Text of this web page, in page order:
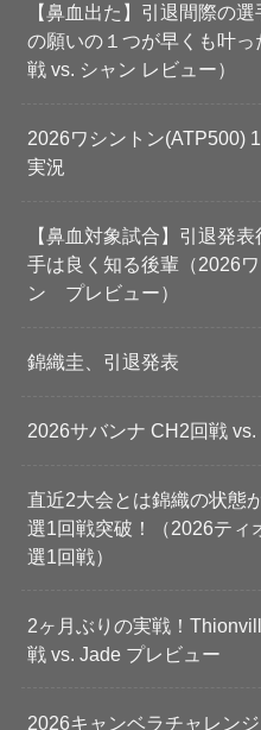
【鼻血出た】引退間際の
の願いの１つが早くも叶
戦 vs. シャン レビュー）
2026ワシントン
実況
【鼻血対象試合】引退発
手は良く知る後輩（2026
ン プレビュー）
錦織圭、引退発表
2026サバンナ CH2回戦
直近2大会とは錦織の状態
選1回戦突破！（2026ティ
選1回戦）
2ヶ月ぶりの実戦！
戦 vs. Jade プレビュー
2026キャンベラチャレン